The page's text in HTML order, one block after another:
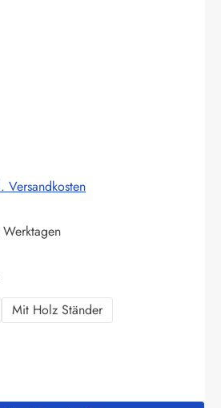
Versandkosten
Mit Holz Ständer
Gib den gewünschten